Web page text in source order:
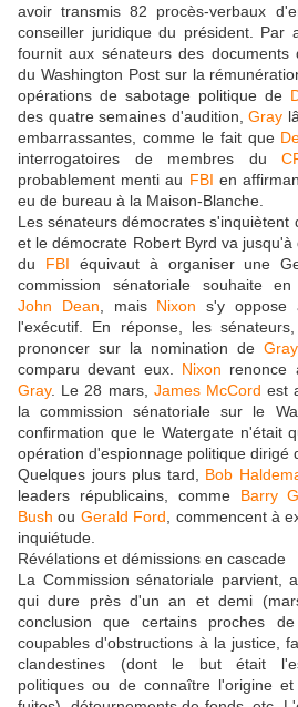
avoir transmis 82 procès-verbaux
conseiller juridique du président. Par
fournit aux sénateurs des documents
du Washington Post sur la
opérations de sabotage politique de
des quatre semaines d'audition,Gray
embarrassantes, comme le fait que
interrogatoires de membres du
probablement menti au FBI en
eu de bureau à la Maison-Blanche.
Les sénateurs démocrates s'inquiètent
et le démocrate Robert Byrd va
du FBI équivaut à organiser une
commission sénatoriale souhaite
John Dean , mais Nixon s'y oppose
l'exécutif. En réponse, les
prononcer sur la nomination de Gray
comparu devant eux. Nixon renonce
Gray. Le 28 mars, James McCord est
la commission sénatoriale sur le
confirmation que le Watergate n'était
opération d'espionnage politique dirigé
Quelques jours plus tard, Bob
leaders républicains, comme Barry
Bush ou Gerald Ford , commencent à
inquiétude.
Révélations et démissions en cascade
La Commission sénatoriale parvient,
qui dure près d'un an et demi
conclusion que certains proches de
coupables d'obstructions à la justice,
clandestines (dont le but était
politiques ou de connaître l'origine